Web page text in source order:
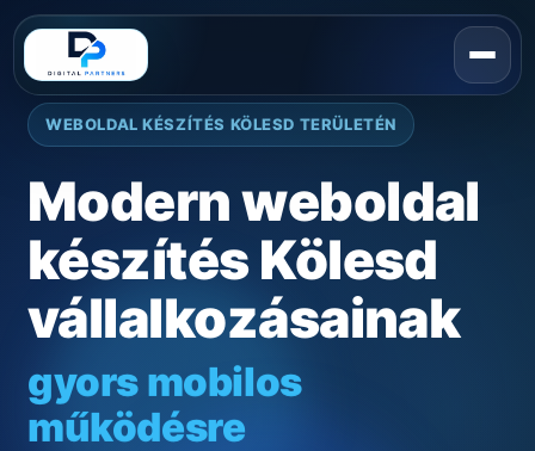
WEBOLDAL KÉSZÍTÉS KÖLESD TERÜLETÉN
Modern weboldal
készítés Kölesd
vállalkozásainak
gyors mobilos
működésre